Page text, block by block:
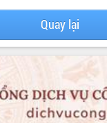
Quay lại